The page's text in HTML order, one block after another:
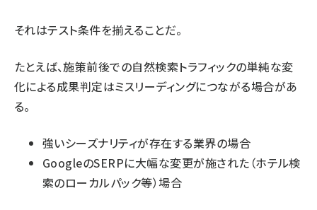
それはテスト条件を揃えることだ。
たとえば、施策前後での自然検索トラフィックの単純な変
化による成果判定はミスリーディングにつながる場合があ
る。
強いシーズナリティが存在する業界の場合
GoogleのSERPに大幅な変更が施された（ホテル検
索のローカルパック等）場合